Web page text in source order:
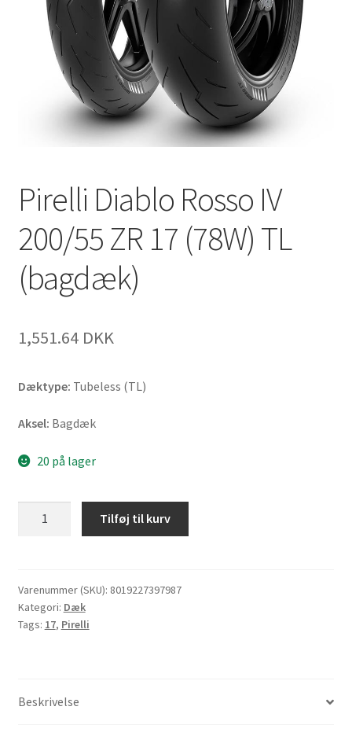
Pirelli Diablo Rosso IV
200/55 ZR 17 (78W) TL
(bagdæk)
1,551.64 DKK
Dæktype: Tubeless (TL)
Aksel: Bagdæk
20 på lager
200/55
ZR
17
antal
Tilføj til kurv
Varenummer (SKU): 8019227397987
Kategori: Dæk
Tags: 17, Pirelli
Beskrivelse